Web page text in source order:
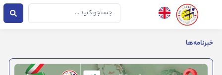
جستجو
خبرنامه‌ها